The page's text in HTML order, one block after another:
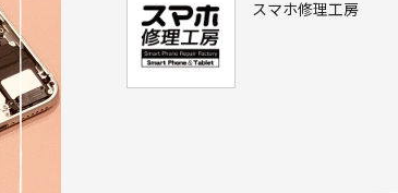
スマホ修理工房